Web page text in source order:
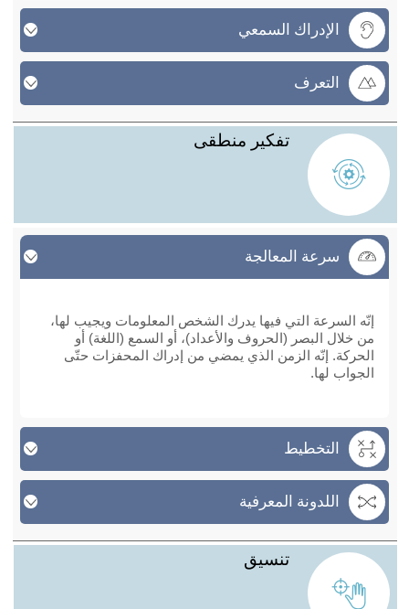
الإدراك السمعي
التعرف
تفكير منطقى
سرعة المعالجة
إنّه السرعة التي فيها يدرك الشخص المعلومات ويجيب لها،
من خلال البصر (الحروف والأعداد)، أو السمع (اللغة) أو
الحركة. إنّه الزمن الذي يمضي من إدراك المحفزات حتّى
الجواب لها.
التخطيط
اللدونة المعرفية
تنسيق